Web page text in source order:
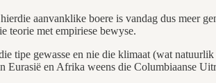
aanvanklike boere is vandag dus meer
teorie met empiriese bewyse.
tipe gewasse en nie die klimaat (wat
Eurasië en Afrika weens die Columbiaanse